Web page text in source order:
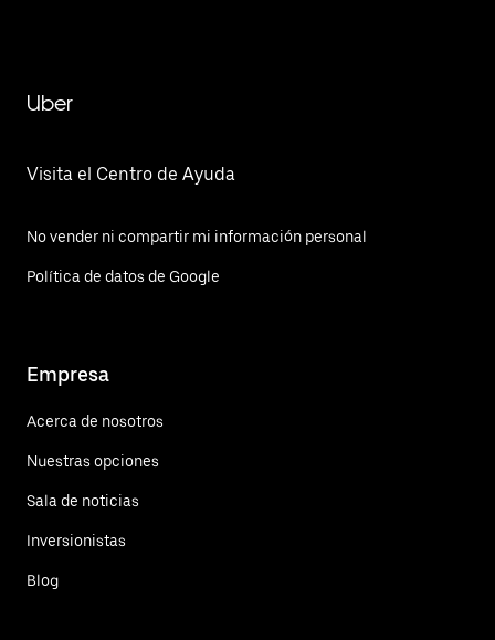
Uber
Visita el Centro de Ayuda
No vender ni compartir mi información personal
Política de datos de Google
Empresa
Acerca de nosotros
Nuestras opciones
Sala de noticias
Inversionistas
Blog